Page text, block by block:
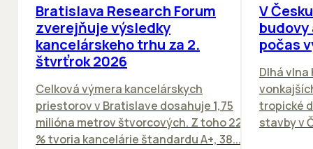
Bratislava Research Forum
zverejňuje výsledky
kancelárskeho trhu za 2.
štvrťrok 2026
Celková výmera kancelárskych
priestorov v Bratislave dosahuje 1,75
milióna metrov štvorcových. Z toho 22
% tvoria kancelárie štandardu A+, 38...
V
počas
Dlhá
tropické
stavby v